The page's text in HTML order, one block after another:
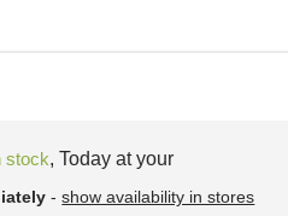
stock,Today at your
-show availability in stores